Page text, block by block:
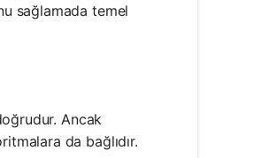
sağlamada temel
Ancak
da bağlıdır.